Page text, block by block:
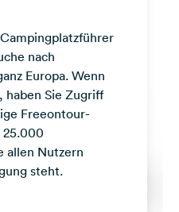
nach
Europa. Wenn
haben Sie Zugriff
Freeontour-
25.000
allen Nutzern
steht.